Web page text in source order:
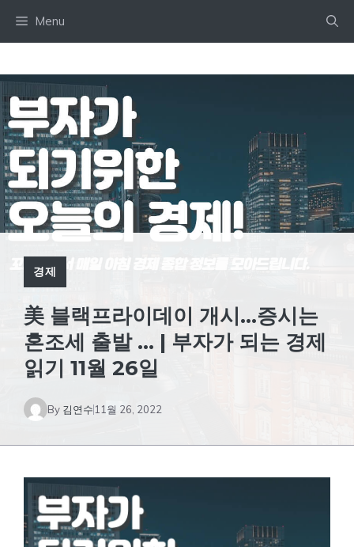
Menu
경제
美 블랙프라이데이 개시…증시는
혼조세 출발 … | 부자가 되는 경제
읽기 11월 26일
By 김연수 11월 26, 2022